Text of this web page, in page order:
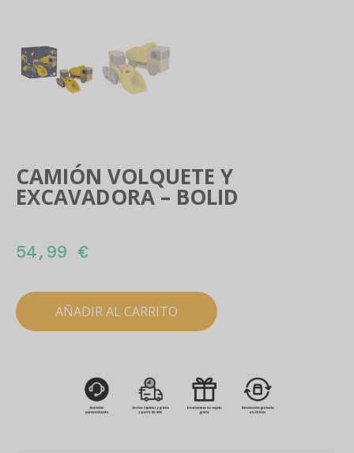
CAMIÓN VOLQUETE Y
EXCAVADORA – BOLID
54,99 €
AÑADIR AL CARRITO